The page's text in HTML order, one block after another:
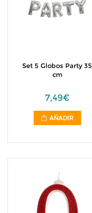
Set 5 Globos Party 35
cm
7,49€
AÑADIR